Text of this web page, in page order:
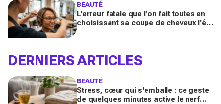
BEAUTÉ
L'erreur fatale que l'on fait toutes en
choisissant sa coupe de cheveux l'été
DERNIERS ARTICLES
BEAUTÉ
Stress, cœur qui s'emballe : ce geste
de quelques minutes active le nerf